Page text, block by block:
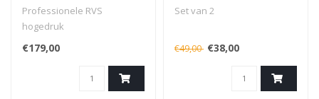
Professionele RVS
hogedruk
werkbankaansluiting voor
het afstellen en testen van
ademautomaten. Voorzien
van G3/4 bovendraad, G1/4
€179,00
Set van 2
€49,00 €38,00